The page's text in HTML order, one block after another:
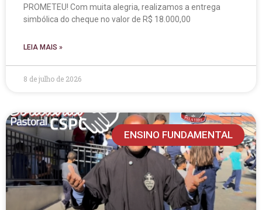
PROMETEU! Com muita alegria, realizamos a entrega
simbólica do cheque no valor de R$ 18.000,00
LEIA MAIS »
8 de julho de 2026
ENSINO FUNDAMENTAL